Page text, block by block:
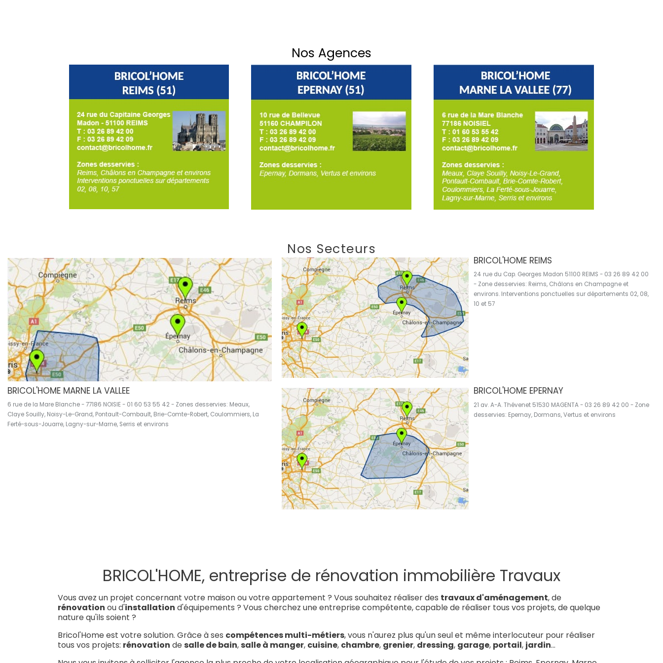
Nos Agences
Nos Secteurs
BRICOL'HOME MARNE LA VALLEE
6 rue de la Mare Blanche - 77186 NOISIE - 01 60 53 55 42 - Zones desservies: Meaux,
Claye Souilly, Noisy-Le-Grand, Pontault-Combault, Brie-Comte-Robert, Coulommiers, La
Ferté-sous-Jouarre, Lagny-sur-Marne, Serris et environs
BRICOL'HOME REIMS
24 rue du Cap. Georges Madon 51100 REIMS - 03 26 89 42 00
- Zone desservies: Reims, Châlons en Champagne et
environs. Interventions ponctuelles sur départements 02, 08,
10 et 57
BRICOL'HOME EPERNAY
21 av. A-A. Thévenet 51530 MAGENTA - 03 26 89 42 00 - Zone
desservies: Epernay, Dormans, Vertus et environs
BRICOL'HOME, entreprise de rénovation immobilière Travaux
Vous avez un projet concernant votre maison ou votre appartement ? Vous souhaitez réaliser des travaux d'aménagement, de
rénovation ou d'installation d'équipements ? Vous cherchez une entreprise compétente, capable de réaliser tous vos projets, de quelque
nature qu'ils soient ?
Bricol'Home est votre solution. Grâce à ses compétences multi-métiers, vous n'aurez plus qu'un seul et même interlocuteur pour réaliser
tous vos projets: rénovation de salle de bain, salle à manger, cuisine, chambre, grenier, dressing, garage, portail, jardin...